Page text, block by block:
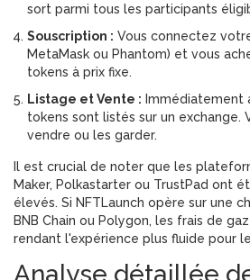
sort parmi tous les participants
Souscription : Vous connectez
MetaMask ou Phantom) et vous
tokens à prix fixe.
Listage et Vente : Immédiatement
tokens sont listés sur un exchange.
vendre ou les garder.
Il est crucial de noter que les
Maker, Polkastarter ou TrustPad ont
élevés. Si NFTLaunch opère sur une
BNB Chain ou Polygon, les frais de
rendant l'expérience plus fluide pour